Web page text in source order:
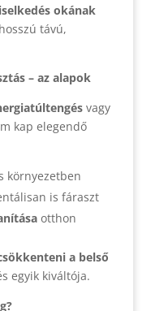
okának
távú,
– az alapok
vagy
kap elegendő
környezetben
is fáraszt
otthon
a belső
egyik kiváltója.